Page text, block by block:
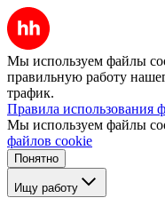
Мы используем файлы
правильную работу
трафик.
Правила использования
Мы используем файлы
файлов cookie
Понятно
Ищу работу